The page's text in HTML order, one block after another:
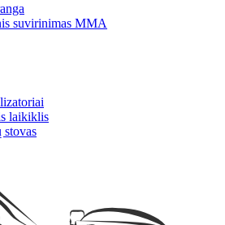
suvirinimas MMA
laikiklis
stovas